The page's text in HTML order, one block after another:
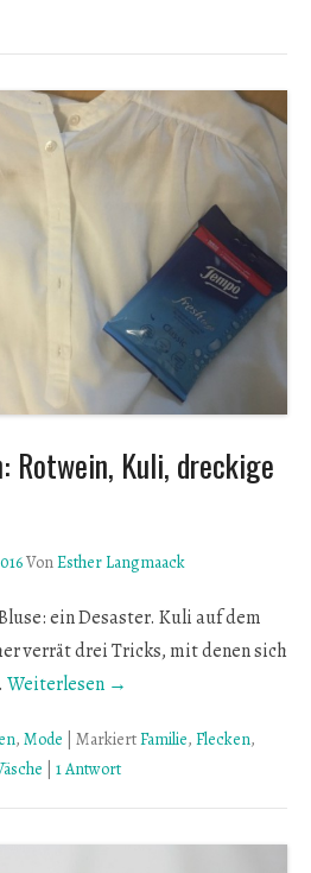
Rotwein, Kuli, dreckige
VonEsther Langmaack
ein Desaster. Kuli auf dem
verrät drei Tricks, mit denen sich
Weiterlesen →
, Mode MarkiertFamilie, Flecken,
1 Antwort